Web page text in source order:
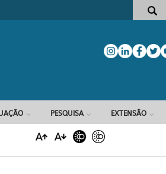
de busca
PESQUISA EXTENSÃO